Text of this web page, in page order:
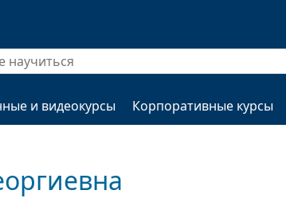
и видеокурсы Корпоративные курсы